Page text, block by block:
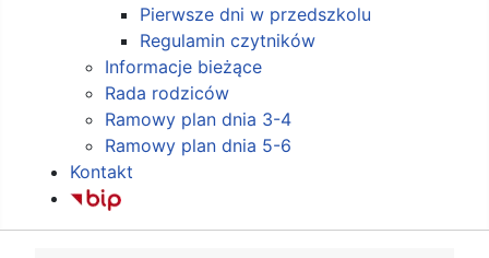
Pierwsze dni w przedszkolu
Regulamin czytników
Informacje bieżące
Rada rodziców
Ramowy plan dnia 3-4
Ramowy plan dnia 5-6
Kontakt